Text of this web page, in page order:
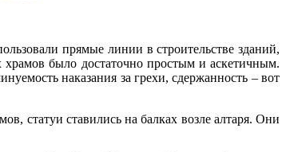
прямые линии в строительстве зданий,
было достаточно простым и аскетичным.
наказания за грехи, сдержанность – вот
статуи ставились на балках возле алтаря. Они